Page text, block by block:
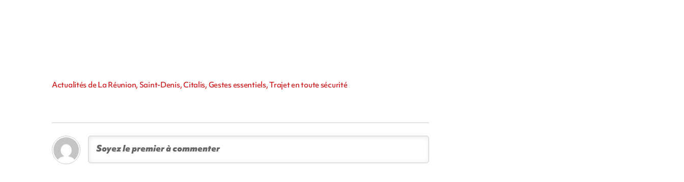
Actualités de La Réunion, Saint-Denis, Citalis, Gestes essentiels, Trajet en toute sécurité